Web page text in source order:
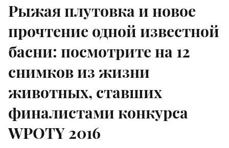
Рыжая плутовка и новое
прочтение одной известной
басни: посмотрите на 12
снимков из жизни
животных, ставших
финалистами конкурса
WPOTY 2016